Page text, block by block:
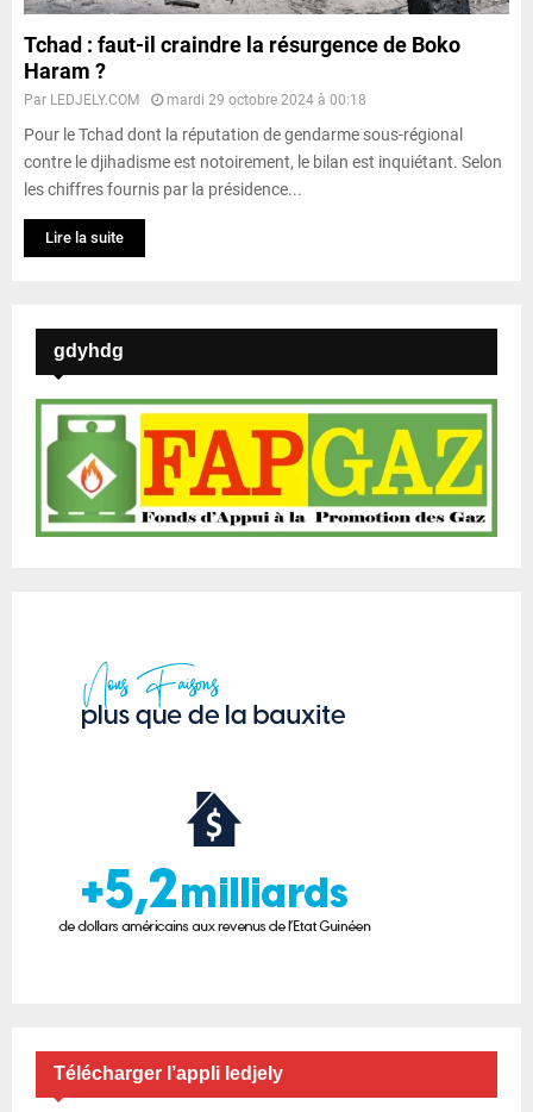
Tchad : faut-il craindre la résurgence de Boko
Haram ?
Par LEDJELY.COM mardi 29 octobre 2024 à 00:18
Pour le Tchad dont la réputation de gendarme sous-régional
contre le djihadisme est notoirement, le bilan est inquiétant. Selon
les chiffres fournis par la présidence...
Lire la suite
gdyhdg
Télécharger l’appli ledjely